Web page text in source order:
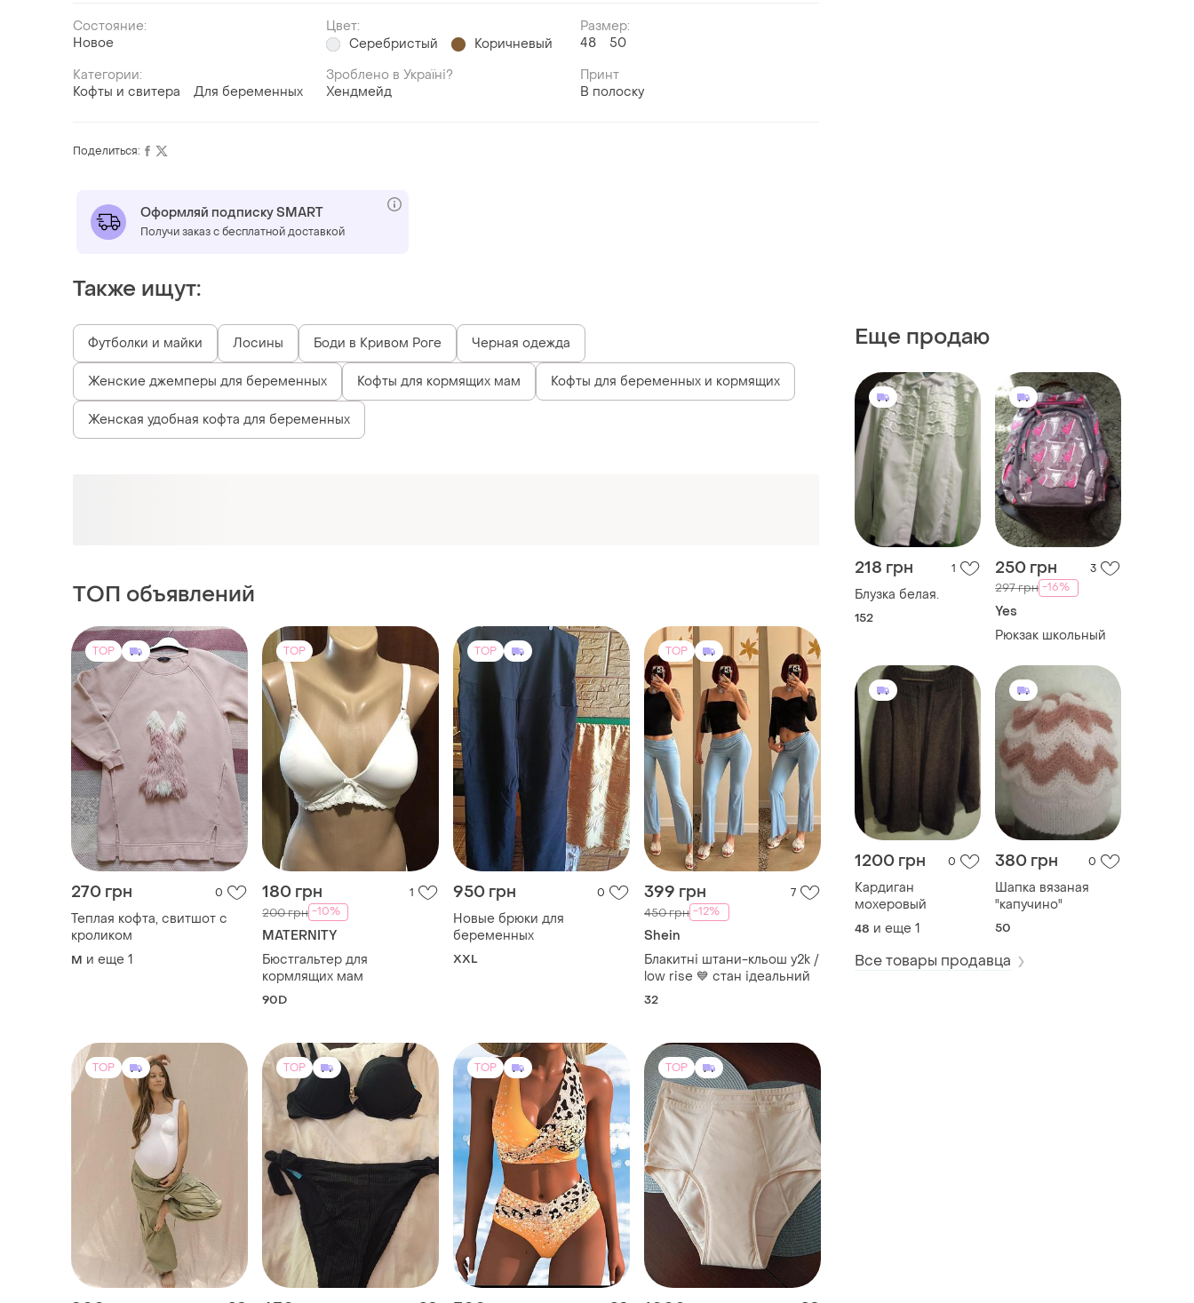
Состояние:
Новое
Цвет:
Серебристый
Коричневый
Размер:
48
50
Категории:
Кофты и свитера
Для беременных
Зроблено в Україні?
Хендмейд
Принт
В полоску
Еще продаю
218 грн 1
Блузка белая.
152
250 грн 3
297 грн -16%
Yes
Рюкзак школьный
1200 грн 0
Кардиган
мохеровый
48 и еще 1
380 грн 0
Шапка вязаная
"капучино"
50
Все товары продавца
Поделиться:
Оформляй подписку SMART
Получи заказ с бесплатной доставкой
Также ищут:
Футболки и майки Лосины Боди в Кривом Роге Черная одежда
Женские джемперы для беременных Кофты для кормящих мам Кофты для беременных и кормящих
Женская удобная кофта для беременных
ТОП объявлений
TOP
270 грн 0
Теплая кофта, свитшот с
кроликом
M и еще 1
TOP
180 грн 1
200 грн -10%
MATERNITY
Бюстгальтер для
кормлящих мам
90D
TOP
950 грн 0
Новые брюки для
беременных
XXL
TOP
399 грн 7
450 грн -12%
Shein
Блакитні штани-кльош y2k /
low rise 💙 стан ідеальний
32
TOP TOP TOP TOP